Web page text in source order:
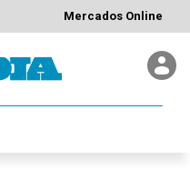
Mercados Online